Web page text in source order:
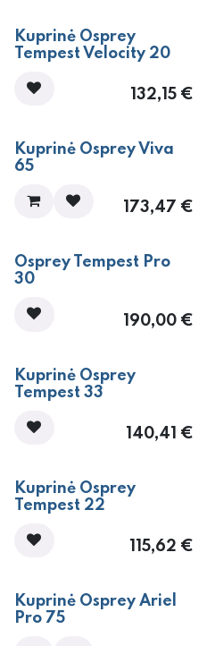
Kuprinė Osprey
Tempest Velocity 20
132,15€
Kuprinė Osprey Viva
65
173,47 €
Osprey Tempest Pro
30
190,00€
Kuprinė Osprey
Tempest 33
140,41 €
Kuprinė Osprey
Tempest 22
115,62 €
Kuprinė Osprey Ariel
Pro 75